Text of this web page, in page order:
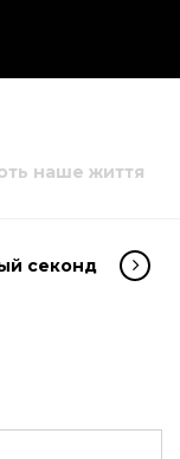
наше життя
секонд